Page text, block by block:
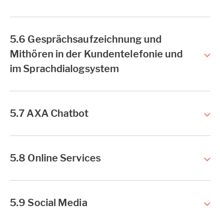
5.6 Gesprächsaufzeichnung und
Mithören in der Kundentelefonie und
im Sprachdialogsystem
5.7 AXA Chatbot
5.8 Online Services
5.9 Social Media